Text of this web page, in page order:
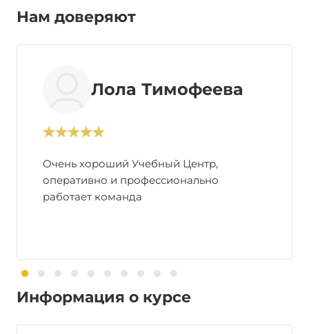
Нам доверяют
Лола Тимофеева
Очень хороший Учебный Центр,
оперативно и профессионально
работает команда
Информация о курсе